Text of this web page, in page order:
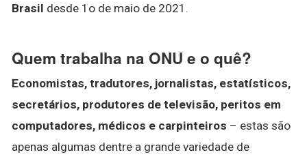
Brasil desde 1o de maio de 2021.
Quem trabalha na ONU e o quê?
Economistas, tradutores, jornalistas, estatísticos,
secretários, produtores de televisão, peritos em
computadores, médicos e carpinteiros – estas são
apenas algumas dentre a grande variedade de